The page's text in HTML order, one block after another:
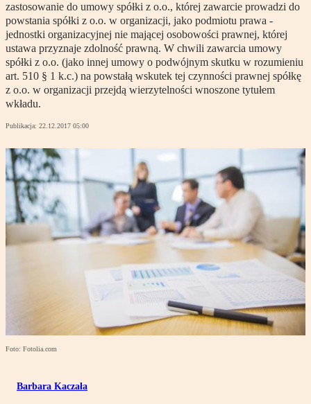
zastosowanie do umowy spółki z o.o., której zawarcie prowadzi do
powstania spółki z o.o. w organizacji, jako podmiotu prawa -
jednostki organizacyjnej nie mającej osobowości prawnej, której
ustawa przyznaje zdolność prawną. W chwili zawarcia umowy
spółki z o.o. (jako innej umowy o podwójnym skutku w rozumieniu
art. 510 § 1 k.c.) na powstałą wskutek tej czynności prawnej spółkę
z o.o. w organizacji przejdą wierzytelności wnoszone tytułem
wkładu.
Publikacja: 22.12.2017 05:00
Foto: Fotolia.com
Barbara Kaczała